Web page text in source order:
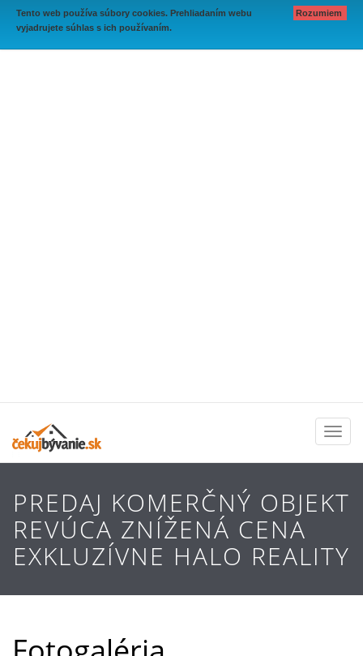
Tento web používa súbory cookies. Prehliadaním webu
vyjadrujete súhlas s ich používaním.
Rozumiem
PREDAJ KOMERČNÝ OBJEKT
REVÚCA ZNÍŽENÁ CENA
EXKLUZÍVNE HALO REALITY